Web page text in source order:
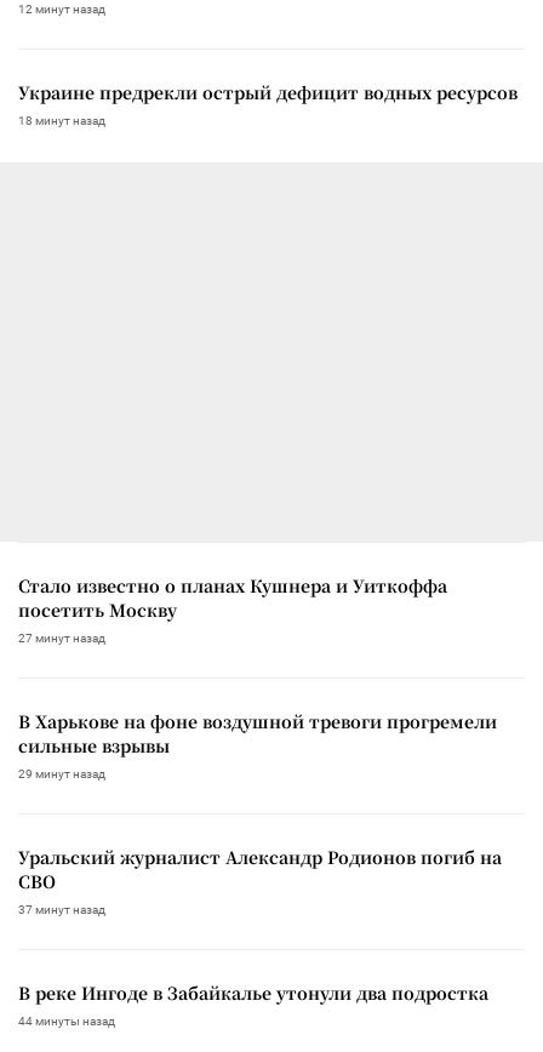
12 минут назад
Украине предрекли острый дефицит водных ресурсов
18 минут назад
Стало известно о планах Кушнера и Уиткоффа
посетить Москву
27 минут назад
В Харькове на фоне воздушной тревоги прогремели
сильные взрывы
29 минут назад
Уральский журналист Александр Родионов погиб на
СВО
37 минут назад
В реке Ингоде в Забайкалье утонули два подростка
44 минуты назад